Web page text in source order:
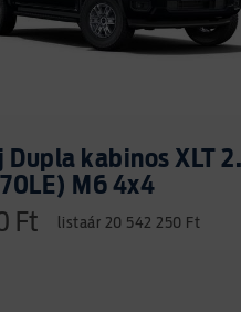
Dupla kabinos XLT
M6 4x4
Ft listaár 20 542 250 Ft